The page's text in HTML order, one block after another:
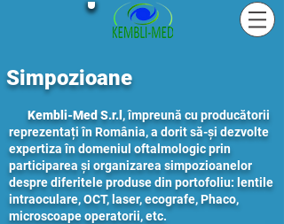
Simpozioane
Kembli-Med S.r.l , împreună cu producătorii
reprezentați în România, a dorit să-și dezvolte
expertiza în domeniul oftalmologic prin
participarea și organizarea simpozioanelor
despre diferitele produse din portofoliu: lentile
intraoculare, OCT, laser, ecografe, Phaco,
microscoape operatorii, etc.